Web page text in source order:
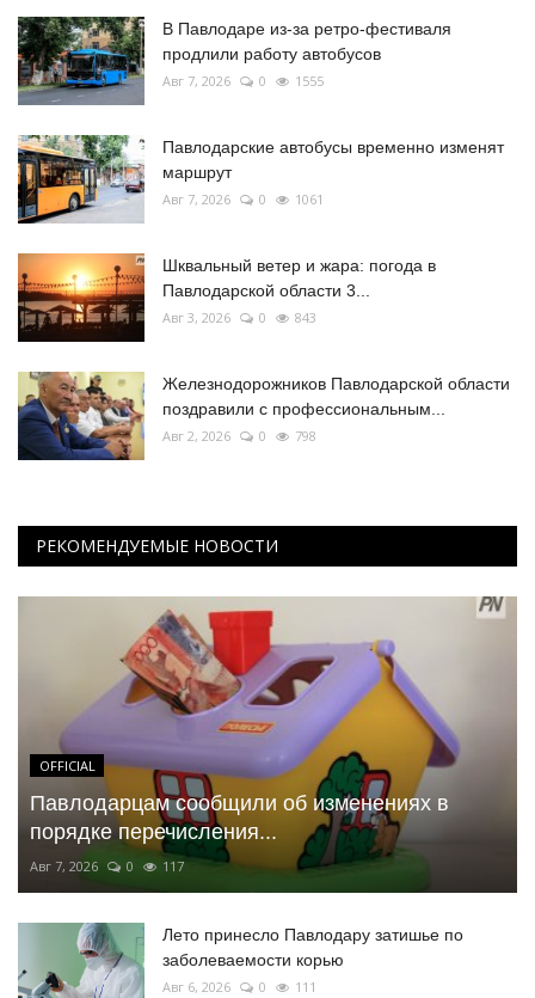
В Павлодаре из-за ретро-фестиваля
продлили работу автобусов
Авг 7, 2026 0 1555
Павлодарские автобусы временно изменят
маршрут
Авг 7, 2026 0 1061
Шквальный ветер и жара: погода в
Павлодарской области 3...
Авг 3, 2026 0 843
Железнодорожников Павлодарской области
поздравили с профессиональным...
Авг 2, 2026 0 798
РЕКОМЕНДУЕМЫЕ НОВОСТИ
OFFICIAL
Павлодарцам сообщили об изменениях в
порядке перечисления...
Авг 7, 2026 0 117
Лето принесло Павлодару затишье по
заболеваемости корью
Авг 6, 2026 0 111